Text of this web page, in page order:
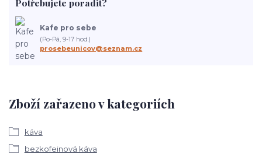
Zboží zařazeno v kategoriích
káva
bezkofeinová káva
Potřebujete poradit?
Kafe pro sebe
(Po-Pá, 9-17 hod.)
prosebeunicov@seznam.cz